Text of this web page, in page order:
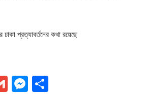
ঢাকা প্রত্যাবর্তনের কথা রয়েছে
GmailMessenger